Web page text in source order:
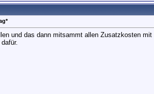
und das dann mitsammt allen Zusatzkosten